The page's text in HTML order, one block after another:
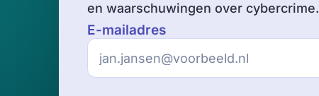
en waarschuwingen over cybercrime.
E-mailadres